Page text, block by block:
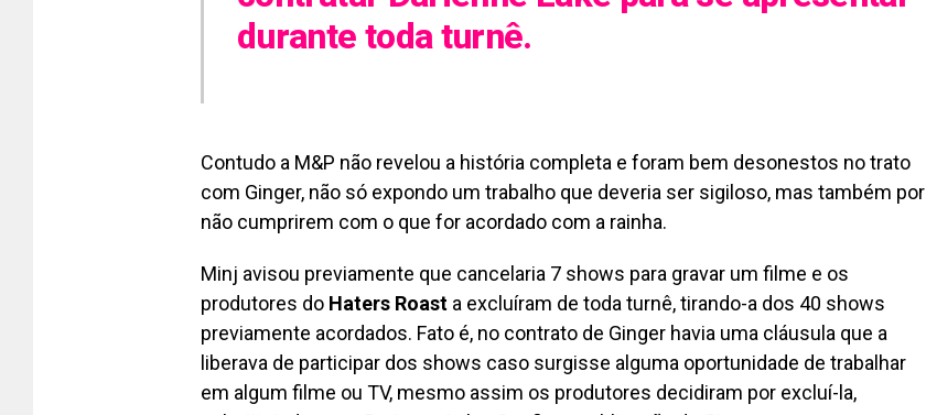
durante toda turnê.
Contudo a M&P não revelou a história completa e foram bem desonestos no trato
com Ginger, não só expondo um trabalho que deveria ser sigiloso, mas também por
não cumprirem com o que for acordado com a rainha.
Minj avisou previamente que cancelaria 7 shows para gravar um filme e os
produtores do Haters Roast a excluíram de toda turnê, tirando-a dos 40 shows
previamente acordados. Fato é, no contrato de Ginger havia uma cláusula que a
liberava de participar dos shows caso surgisse alguma oportunidade de trabalhar
em algum filme ou TV, mesmo assim os produtores decidiram por excluí-la,